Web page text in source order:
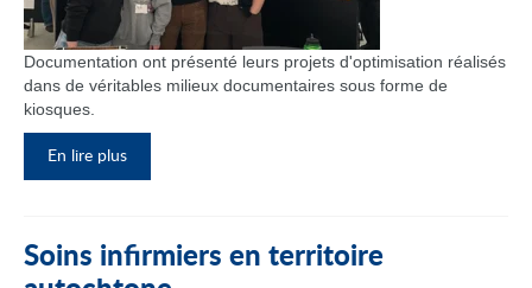
Documentation ont présenté leurs projets d'optimisation réalisés
dans de véritables milieux documentaires sous forme de
kiosques.
En lire plus
Soins infirmiers en territoire